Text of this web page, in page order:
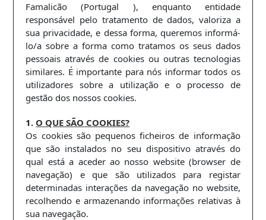
Famalicão (Portugal ), enquanto entidade
responsável pelo tratamento de dados, valoriza a
sua privacidade, e dessa forma, queremos informá-
lo/a sobre a forma como tratamos os seus dados
pessoais através de cookies ou outras tecnologias
similares. É importante para nós informar todos os
utilizadores sobre a utilização e o processo de
gestão dos nossos cookies.
1. O QUE SÃO COOKIES?
Os cookies são pequenos ficheiros de informação
que são instalados no seu dispositivo através do
qual está a aceder ao nosso website (browser de
navegação) e que são utilizados para registar
determinadas interações da navegação no website,
recolhendo e armazenando informações relativas à
sua navegação.